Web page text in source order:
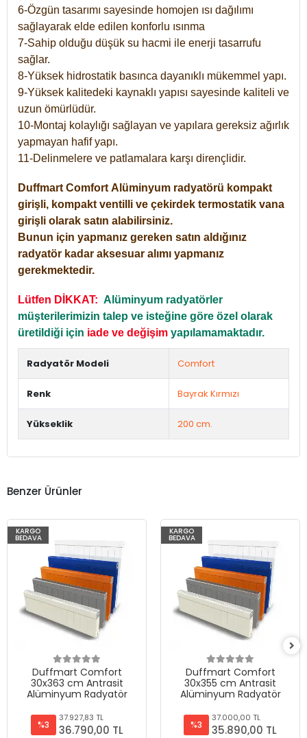
6-Özgün tasarımı sayesinde homojen ısı dağılımı
sağlayarak elde edilen konforlu ısınma
7-Sahip olduğu düşük su hacmi ile enerji tasarrufu
sağlar.
8-Yüksek hidrostatik basınca dayanıklı mükemmel yapı.
9-Yüksek kalitedeki kaynaklı yapısı sayesinde kaliteli ve
uzun ömürlüdür.
10-Montaj kolaylığı sağlayan ve yapılara gereksiz ağırlık
yapmayan hafif yapı.
11-Delinmelere ve patlamalara karşı dirençlidir.
Duffmart Comfort Alüminyum radyatörü kompakt
girişli, kompakt ventilli ve çekirdek termostatik vana
girişli olarak satın alabilirsiniz.
Bunun için yapmanız gereken satın aldığınız
radyatör kadar aksesuar alımı yapmanız
gerekmektedir.
Lütfen DİKKAT: Alüminyum radyatörler
müşterilerimizin talep ve isteğine göre özel olarak
üretildiği için iade ve değişim yapılamamaktadır.
Radyatör Modeli Comfort
Renk Bayrak Kırmızı
Yükseklik 200 cm.
Benzer Ürünler
KARGO
BEDAVA
Duffmart Comfort
30x363 cm Antrasit
Alüminyum Radyatör
%3
37.927,83 TL
36.790,00 TL
KARGO
BEDAVA
Duffmart Comfort
30x355 cm Antrasit
Alüminyum Radyatör
%3
37.000,00 TL
35.890,00 TL